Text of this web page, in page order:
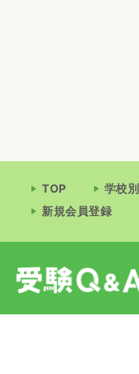
TOP 学校別
新規会員登録